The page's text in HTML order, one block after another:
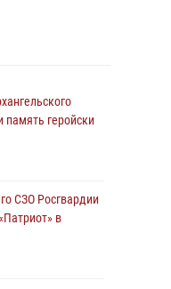
геройски
СЗО Росгвардии
в